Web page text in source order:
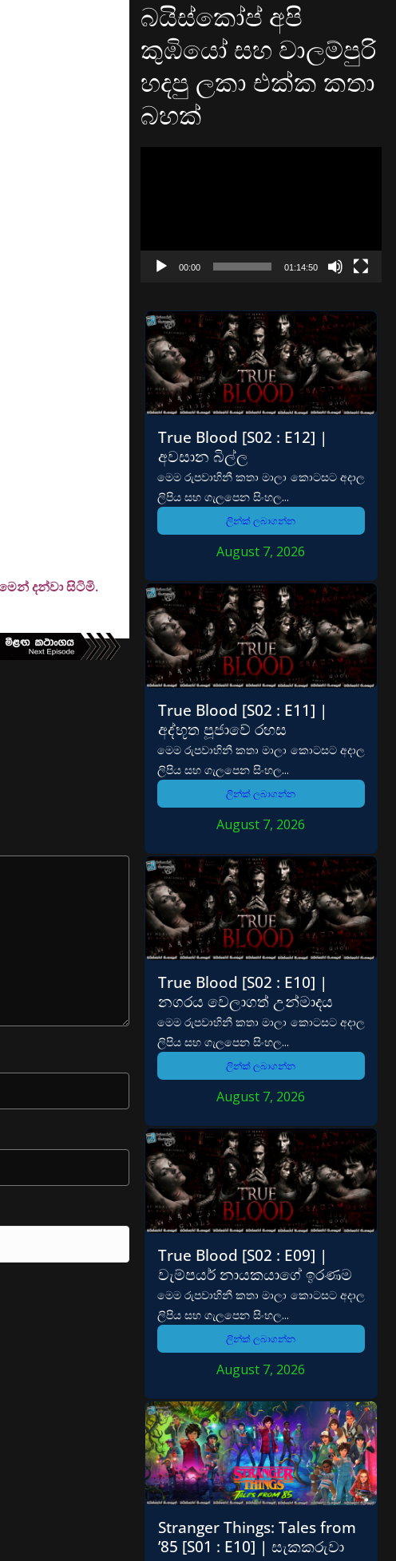
දන්වා සිටිමි.
බයිස්කෝප් අපි
කුඹියෝ සහ වාලම්පුරි
හදපු ලකා එක්ක කතා
බහක්
00:00 01:14:50
True Blood [S02 : E12] |
අවසාන බිල්ල
මෙම රුපවාහිනී කතා මාලා කොටසට අදාල
ලිපිය සහ ගැලපෙන සිංහල...
ලින්ක් ලබාගන්න
August 7, 2026
True Blood [S02 : E11] |
අද්භූත පූජාවේ රහස
මෙම රුපවාහිනී කතා මාලා කොටසට අදාල
ලිපිය සහ ගැලපෙන සිංහල...
ලින්ක් ලබාගන්න
August 7, 2026
True Blood [S02 : E10] |
නගරය වෙලාගත් උන්මාදය
මෙම රුපවාහිනී කතා මාලා කොටසට අදාල
ලිපිය සහ ගැලපෙන සිංහල...
ලින්ක් ලබාගන්න
August 7, 2026
True Blood [S02 : E09] |
වැම්පයර් නායකයාගේ ඉරණම
මෙම රුපවාහිනී කතා මාලා කොටසට අදාල
ලිපිය සහ ගැලපෙන සිංහල...
ලින්ක් ලබාගන්න
August 7, 2026
Stranger Things: Tales from
’85 [S01 : E10] | සැකකරුවා